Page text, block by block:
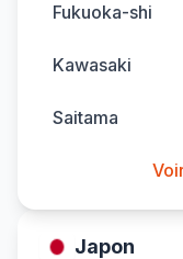
Fukuoka-shi
Kawasaki
Saitama
Japon